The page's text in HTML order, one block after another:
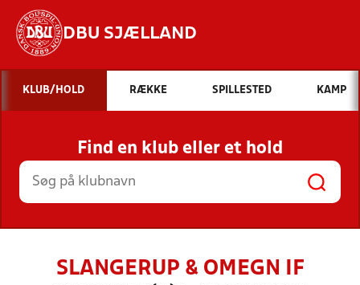
DBU SJÆLLAND
Hvad vil du søge efter?
INDHOLD OG NYHEDER
STILLINGER, RESULTATER, KLUBBER OG
HOLD
KLUB/HOLD RÆKKE SPILLESTED KAMP
Find en klub eller et hold
SLANGERUP & OMEGN IF